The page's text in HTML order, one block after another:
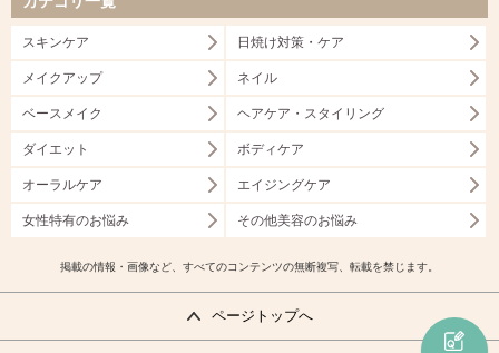
スキンケア 日焼け対策・ケア
メイクアップ ネイル
ベースメイク ヘアケア・スタイリング
ダイエット ボディケア
オーラルケア エイジングケア
女性特有のお悩み その他美容のお悩み
掲載の情報・画像など、すべてのコンテンツの無断複写、転載を禁じます。
ページトップへ